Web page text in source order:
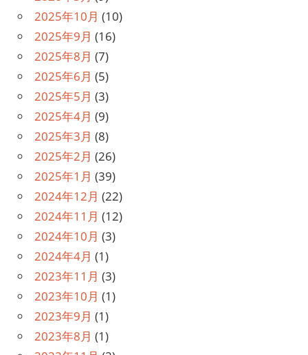
2025年10月 (10)
2025年9月 (16)
2025年8月 (7)
2025年6月 (5)
2025年5月 (3)
2025年4月 (9)
2025年3月 (8)
2025年2月 (26)
2025年1月 (39)
2024年12月 (22)
2024年11月 (12)
2024年10月 (3)
2024年4月 (1)
2023年11月 (3)
2023年10月 (1)
2023年9月 (1)
2023年8月 (1)